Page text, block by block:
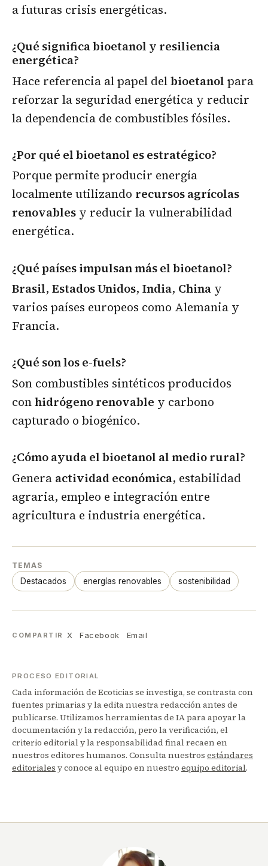
a futuras crisis energéticas.
¿Qué significa bioetanol y resiliencia
energética?
Hace referencia al papel delbioetanol para
reforzar la seguridad energética y reducir
la dependencia de combustibles fósiles.
¿Por qué el bioetanol es estratégico?
Porque permite producir energía
localmente utilizando recursos agrícolas
renovables y reducir la vulnerabilidad
energética.
¿Qué países impulsan más el bioetanol?
Brasil, Estados Unidos, India, China y
varios países europeos como Alemania y
Francia.
¿Qué son los e-fuels?
Son combustibles sintéticos producidos
conhidrógeno renovable y carbono
capturado o biogénico.
¿Cómo ayuda el bioetanol al medio rural?
Genera actividad económica, estabilidad
agraria, empleo e integración entre
agricultura e industria energética.
TEMAS
Destacados energías renovables sostenibilidad
COMPARTIR X Facebook Email
PROCESO EDITORIAL
Cada información de Ecoticias se investiga, se contrasta con
fuentes primarias y la edita nuestra redacción antes de
publicarse. Utilizamos herramientas de IA para apoyar la
documentación y la redacción, pero la verificación, el
criterio editorial y la responsabilidad final recaen en
nuestros editores humanos. Consulta nuestros estándares
editoriales y conoce al equipo en nuestro equipo editorial.